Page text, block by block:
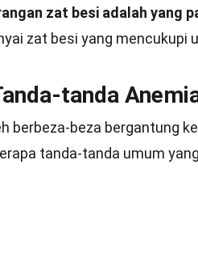
zat besi adalah yang
zat besi yang mencukupi
tanda
berbeza-beza bergantung
tanda-tanda umum